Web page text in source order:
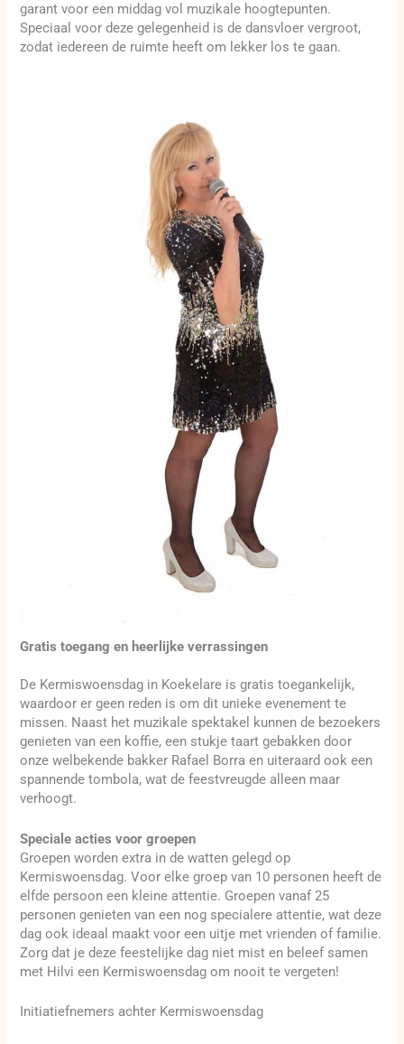
garant voor een middag vol muzikale hoogtepunten.
Speciaal voor deze gelegenheid is de dansvloer vergroot,
zodat iedereen de ruimte heeft om lekker los te gaan.
Gratis toegang en heerlijke verrassingen
De Kermiswoensdag in Koekelare is gratis toegankelijk,
waardoor er geen reden is om dit unieke evenement te
missen. Naast het muzikale spektakel kunnen de bezoekers
genieten van een koffie, een stukje taart gebakken door
onze welbekende bakker Rafael Borra en uiteraard ook een
spannende tombola, wat de feestvreugde alleen maar
verhoogt.
Speciale acties voor groepen
Groepen worden extra in de watten gelegd op
Kermiswoensdag. Voor elke groep van 10 personen heeft de
elfde persoon een kleine attentie. Groepen vanaf 25
personen genieten van een nog specialere attentie, wat deze
dag ook ideaal maakt voor een uitje met vrienden of familie.
Zorg dat je deze feestelijke dag niet mist en beleef samen
met Hilvi een Kermiswoensdag om nooit te vergeten!
Initiatiefnemers achter Kermiswoensdag